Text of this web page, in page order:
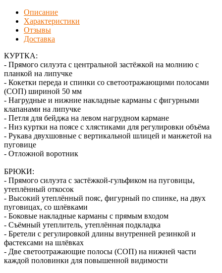
Описание
Характеристики
Отзывы
Доставка
КУРТКА:
- Прямого силуэта с центральной застёжкой на молнию с
планкой на липучке
- Кокетки переда и спинки со светоотражающими полосами
(СОП) шириной 50 мм
- Нагрудные и нижние накладные карманы с фигурными
клапанами на липучке
- Петля для бейджа на левом нагрудном кармане
- Низ куртки на поясе с хлястиками для регулировки объёма
- Рукава двухшовные с вертикальной шлицей и манжетой на
пуговице
- Отложной воротник
БРЮКИ:
- Прямого силуэта с застёжкой-гульфиком на пуговицы,
утеплённый откосок
- Высокий утеплённый пояс, фигурный по спинке, на двух
пуговицах, со шлёвками
- Боковые накладные карманы с прямым входом
- Съёмный утеплитель, утеплённая подкладка
- Бретели с регулировкой длины внутренней резинкой и
фастексами на шлёвках
- Две светоотражающие полосы (СОП) на нижней части
каждой половинки для повышенной видимости